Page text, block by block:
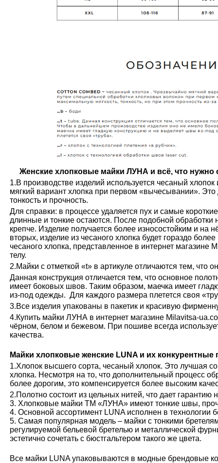
Женские хлопковые майки ЛУНА и всё, что нужно
1.В производстве изделий используется чесаный
мягкий вариант хлопка при первом «вычесывании». Это
тонкость и прочность.
Для справки: в процессе удаляется пух и самые
длинные и тонкие остаются. После подобной обработки
крепче. Изделие получается более износостойким и на
вторых, изделие из чесаного хлопка будет гораздо
чесаного хлопка, представленное в интернет магазине
телу.
2.Майки с отметкой «t» в артикуле отличаются тем, что
Данная конструкция отличается тем, что основное
имеет боковых швов. Таким образом, маечка имеет
из-под одежды. Для каждого размера плетется своя
3.Все изделия упакованы в пакетик и красивую
4.Купить майки ЛУНА в интернет магазине Milavitsa-
чёрном, белом и бежевом. При пошиве всегда
качества.
Майки хлопковые женские LUNA и их конкурентные
1.Хлопок высшего сорта, чесаный хлопок. Это лучшая
хлопка. Несмотря на то, что дополнительный процесс
более дорогим, это компенсируется более высоким
2.Полотно состоит из цельных нитей, что дает гарантию
3. Хлопковые майки ТМ «ЛУНА» имеют тонкие швы,
4. Основной ассортимент LUNA исполнен в технологии
5. Самая популярная модель – майки с тонкими
регулируемой бельевой бретелью и металлической
эстетично сочетать с бюстгальтером такого же цвета.
Все майки LUNA упаковываются в модные брендовые